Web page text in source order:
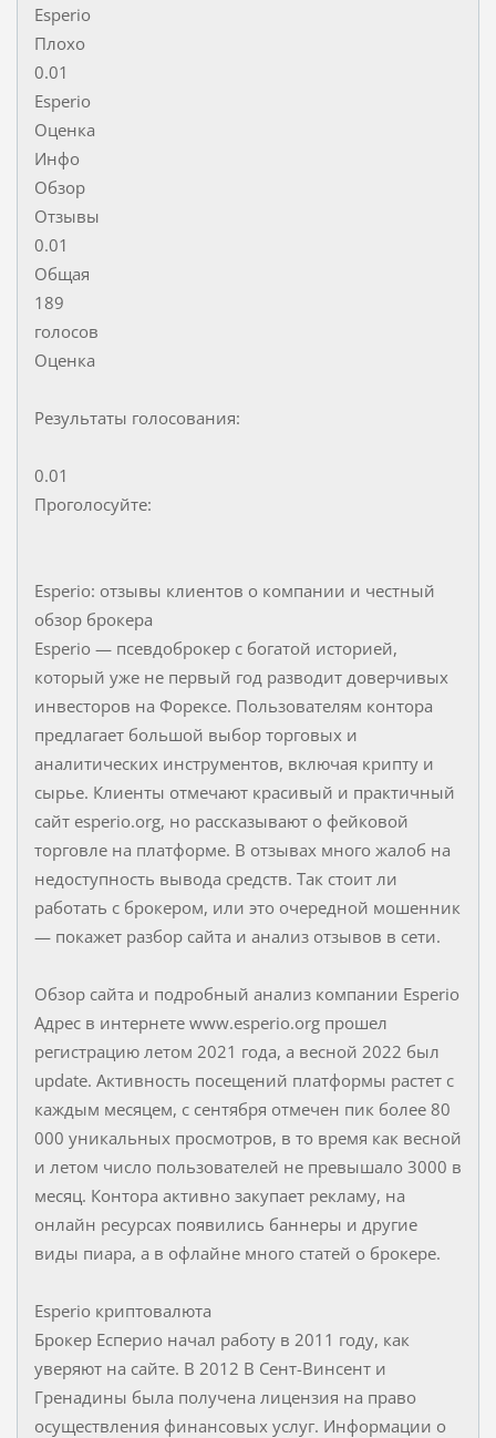
Esperio
Плохо
0.01
Esperio
Оценка
Инфо
Обзор
Отзывы
0.01
Общая
189
голосов
Оценка
Результаты голосования:
0.01
Проголосуйте:
Esperio: отзывы клиентов о компании и честный
обзор брокера
Esperio — псевдоброкер с богатой историей,
который уже не первый год разводит доверчивых
инвесторов на Форексе. Пользователям контора
предлагает большой выбор торговых и
аналитических инструментов, включая крипту и
сырье. Клиенты отмечают красивый и практичный
сайт esperio.org, но рассказывают о фейковой
торговле на платформе. В отзывах много жалоб на
недоступность вывода средств. Так стоит ли
работать с брокером, или это очередной мошенник
— покажет разбор сайта и анализ отзывов в сети.
Обзор сайта и подробный анализ компании Esperio
Адрес в интернете www.esperio.org прошел
регистрацию летом 2021 года, а весной 2022 был
update. Активность посещений платформы растет с
каждым месяцем, с сентября отмечен пик более 80
000 уникальных просмотров, в то время как весной
и летом число пользователей не превышало 3000 в
месяц. Контора активно закупает рекламу, на
онлайн ресурсах появились баннеры и другие
виды пиара, а в офлайне много статей о брокере.
Esperio криптовалюта
Брокер Есперио начал работу в 2011 году, как
уверяют на сайте. В 2012 В Сент-Винсент и
Гренадины была получена лицензия на право
осуществления финансовых услуг. Информации о